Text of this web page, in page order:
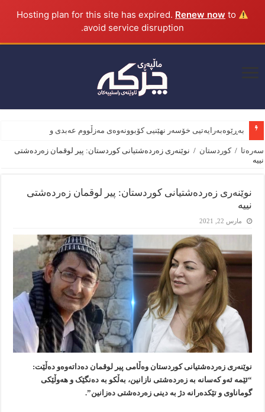
Renew now to
avoid service disruption.
بەڕێوەبەرایەتیی خۆسەر نهێنیی کۆبوونەوەی مەزڵووم عەبدی و وەزیری
سەرەتا / کوردستان / نوێنەری زەردەشتیانی کوردستان: پیر لوقمان زەردەشتی
نییە
نوێنەری زەردەشتیانی کوردستان: پیر لوقمان زەردەشتی
نییە
مارس 22, 2021
نوێنەری زەردەشتیانی کوردستان وەڵامی پیر لوقمان دەداتەوەو دەڵێت:
“ئێمە ئەو کەسانە بە زەردەشتی نازانین، بەڵکو بە دەنگێک و هەوڵێکی
گوماناوی و تێکدەرانە دژ بە دینی زەردەشتی دەزانین”.